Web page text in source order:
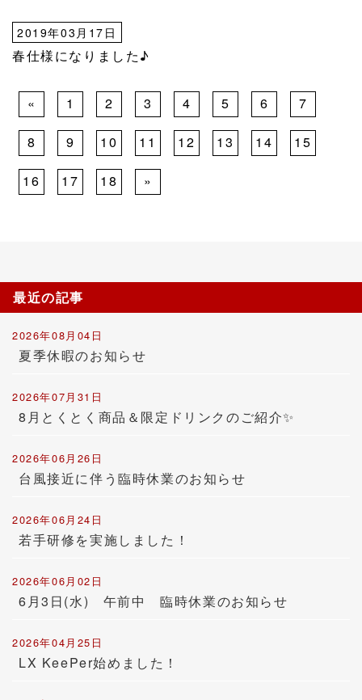
2019年03月17日
春仕様になりました♪
« 1 2 3 4 5 6 7
8 9 10 11 12 13 14 15
16 17 18 »
最近の記事
2026年08月04日
夏季休暇のお知らせ
2026年07月31日
8月とくとく商品＆限定ドリンクのご紹介✨
2026年06月26日
台風接近に伴う臨時休業のお知らせ
2026年06月24日
若手研修を実施しました！
2026年06月02日
6月3日(水) 午前中 臨時休業のお知らせ
2026年04月25日
LX KeePer始めました！